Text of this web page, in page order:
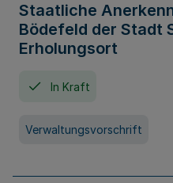
Staatliche
Bödefeld der Stadt
Erholungsort
In Kraft
Verwaltungsvorschrift